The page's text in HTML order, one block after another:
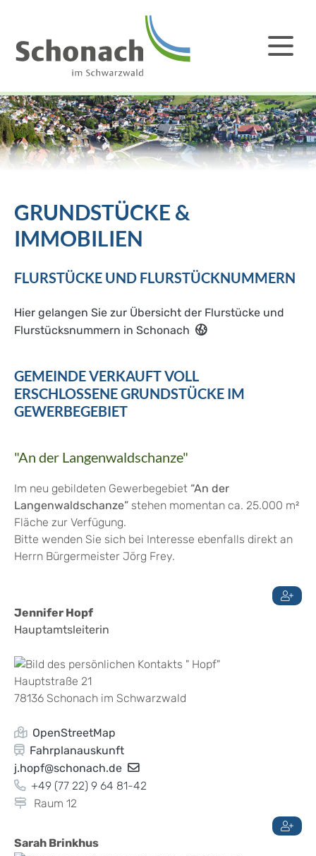
GRUNDSTÜCKE &
IMMOBILIEN
FLURSTÜCKE UND FLURSTÜCKNUMMERN
Hier gelangen Sie zur Übersicht der Flurstücke und
Flurstücksnummern in Schonach
GEMEINDE VERKAUFT VOLL
ERSCHLOSSENE GRUNDSTÜCKE IM
GEWERBEGEBIET
"An der Langenwaldschanze"
Im neu gebildeten Gewerbegebiet “An der
Langenwaldschanze” stehen momentan ca. 25.000 m²
Fläche zur Verfügung.
Bitte wenden Sie sich bei Interesse ebenfalls direkt an
Herrn Bürgermeister Jörg Frey.
Jennifer Hopf
Hauptamtsleiterin
Hauptstraße 21
78136 Schonach im Schwarzwald
OpenStreetMap
Fahrplanauskunft
j.hopf@schonach.de
+49 (77 22) 9 64 81-42
Raum 12
Sarah Brinkhus